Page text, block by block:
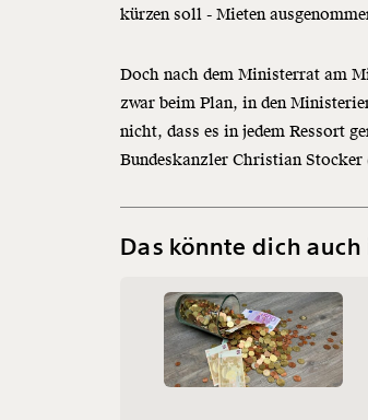
kürzen soll - Mieten
Doch nach dem Ministerrat am
zwar beim Plan, in den
nicht, dass es in jedem Ressort
Bundeskanzler Christian Stocker
Das könnte dich